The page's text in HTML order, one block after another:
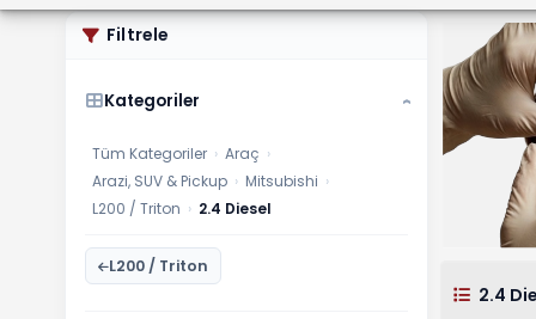
Arazi, SUV & Pickup 2.4
Filtrele
Kategoriler ›
Tüm Kategoriler › Araç ›
Arazi, SUV & Pickup › Mitsubishi ›
L200 / Triton › 2.4 Diesel
L200 / Triton
2.4